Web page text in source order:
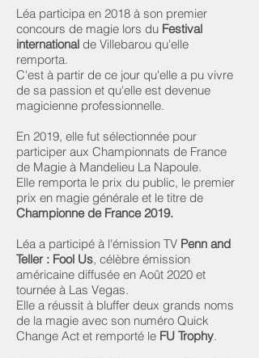
Léa participa en 2018 à son premier
concours de magie lors du Festival
international de Villebarou qu'elle
remporta.
C'est à partir de ce jour qu'elle a pu vivre
de sa passion et qu'elle est devenue
magicienne professionnelle.
En 2019, elle fut sélectionnée pour
participer aux Championnats de France
de Magie à Mandelieu La Napoule.
Elle remporta le prix du public, le premier
prix en magie générale et le titre de
Championne de France 2019.
Léa a participé à l'émission TV Penn and
Teller : Fool Us, célèbre émission
américaine diffusée en Août 2020 et
tournée à Las Vegas.
Elle a réussit à bluffer deux grands noms
de la magie avec son numéro Quick
Change Act et remporté le FU Trophy.